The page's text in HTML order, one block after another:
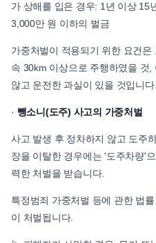
가 상해를 입은 경우: 1년 이상 15
3,000만 원 이하의 벌금
가중처벌이 적용되기 위한 요건
속 30km 이상으로 주행하였을 것
않고 운전한 과실이 있을 것입니다.
· 뺑소니(도주) 사고의 가중처벌
사고 발생 후 정차하지 않고 도주
장을 이탈한 경우에는 '도주차량'
력한 처벌을 받습니다.
특정범죄 가중처벌 등에 관한 법
이 처벌됩니다.